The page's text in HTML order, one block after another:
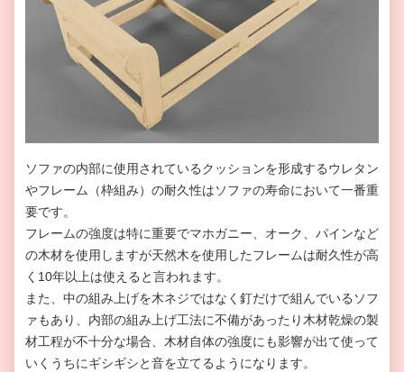
ソファの内部に使用されているクッションを形成するウレタン
やフレーム（枠組み）の耐久性はソファの寿命において一番重
要です。
フレームの強度は特に重要でマホガニー、オーク、パインなど
の木材を使用しますが天然木を使用したフレームは耐久性が高
く10年以上は使えると言われます。
また、中の組み上げを木ネジではなく釘だけで組んでいるソフ
ァもあり、内部の組み上げ工法に不備があったり木材乾燥の製
材工程が不十分な場合、木材自体の強度にも影響が出て使って
いくうちにギシギシと音を立てるようになります。